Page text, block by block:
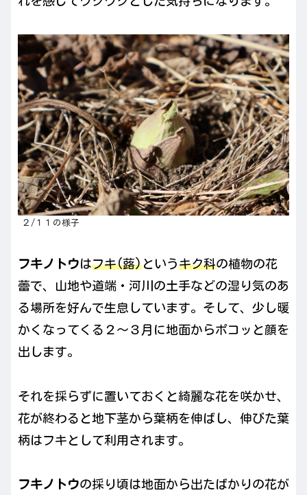
２/１１の様子
フキノトウはフキ(蕗)というキク科の植物の花
蕾で、山地や道端・河川の土手などの湿り気のあ
る場所を好んで生息しています。そして、少し暖
かくなってくる２〜３月に地面からポコッと顔を
出します。
それを採らずに置いておくと綺麗な花を咲かせ、
花が終わると地下茎から葉柄を伸ばし、伸びた葉
柄はフキとして利用されます。
フキノトウの採り頃は地面から出たばかりの花が